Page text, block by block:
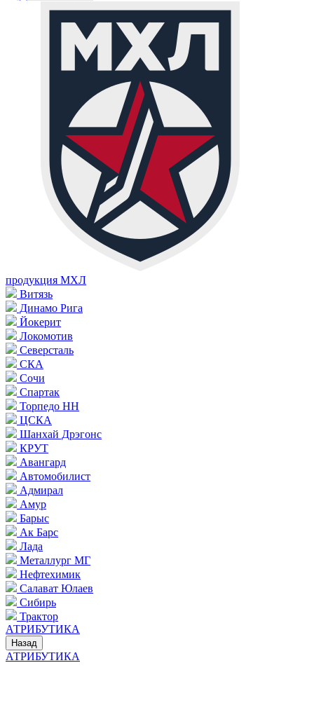
продукция МХЛ
Витязь
Динамо Рига
Йокерит
Локомотив
Северсталь
СКА
Сочи
Спартак
Торпедо НН
ЦСКА
Шанхай Дрэгонс
КРУТ
Авангард
Автомобилист
Адмирал
Амур
Барыс
Ак Барс
Лада
Металлург МГ
Нефтехимик
Салават Юлаев
Сибирь
Трактор
АТРИБУТИКА
Назад
АТРИБУТИКА